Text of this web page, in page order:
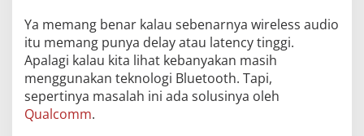
Ya memang benar kalau sebenarnya wireless audio
itu memang punya delay atau latency tinggi.
Apalagi kalau kita lihat kebanyakan masih
menggunakan teknologi Bluetooth. Tapi,
sepertinya masalah ini ada solusinya oleh
Qualcomm.